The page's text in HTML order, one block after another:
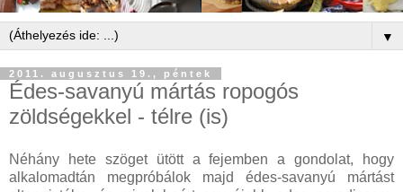
▼
2011. augusztus 19., péntek
Édes-savanyú mártás ropogós
zöldségekkel - télre (is)
Néhány hete szöget ütött a fejemben a gondolat, hogy
alkalomadtán megpróbálok majd édes-savanyú mártást